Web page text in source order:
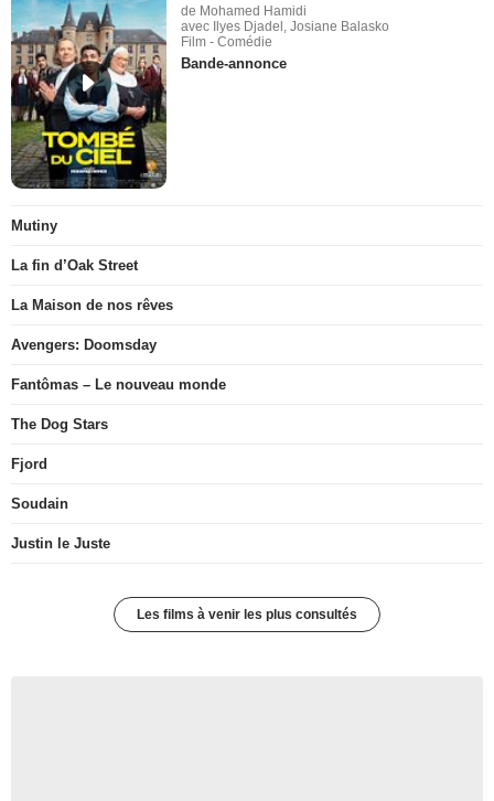
de Mohamed Hamidi
avec Ilyes Djadel, Josiane Balasko
Film - Comédie
Bande-annonce
Mutiny
La fin d’Oak Street
La Maison de nos rêves
Avengers: Doomsday
Fantômas – Le nouveau monde
The Dog Stars
Fjord
Soudain
Justin le Juste
Les films à venir les plus consultés